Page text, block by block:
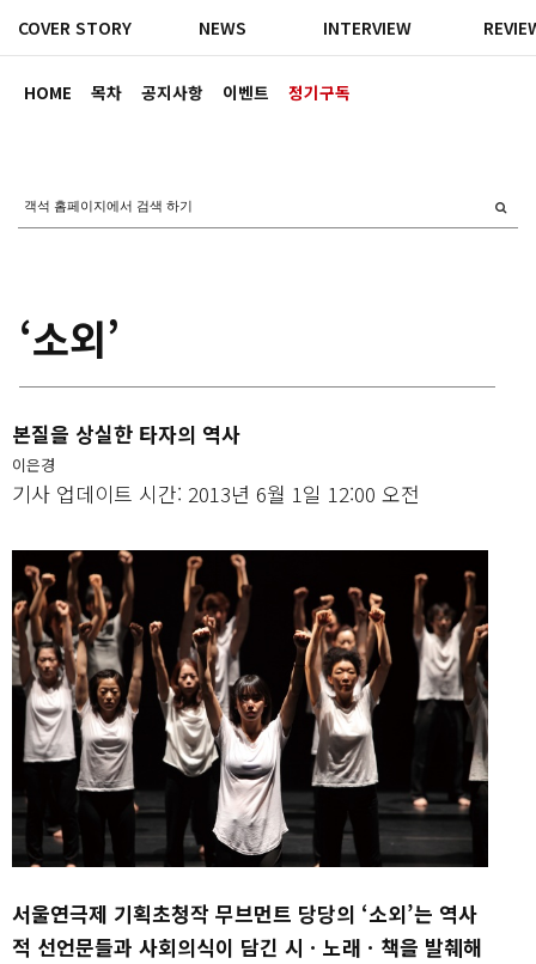
HOME 목차 공지사항 이벤트 정기구독
COVER STORY NEWS INTERVIEW
‘소외’
본질을 상실한 타자의 역사
이은경
기사 업데이트 시간: 2013년 6월 1일 12:00 오전
서울연극제 기획초청작 무브먼트 당당의 ‘소외’는 역사
적 선언문들과 사회의식이 담긴 시ㆍ노래ㆍ책을 발췌해